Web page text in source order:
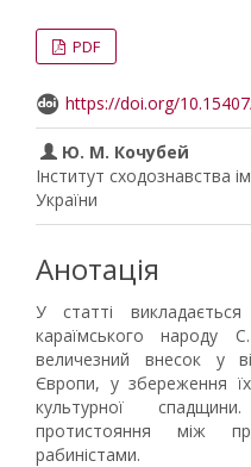
PDF
https://doi.org/
Ю. М. Кочубей
Інститут сходознавства
України
Анотація
У статті
караїмського
величезний внесок у
Європи, у збереження
культурної
протистояння між
рабиністами.